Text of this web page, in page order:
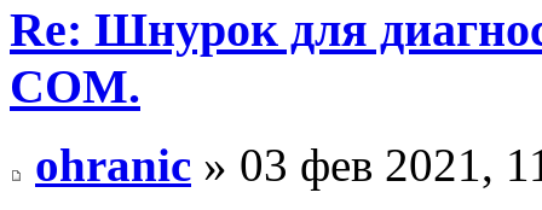
Re: Шнурок для
COM.
ohranic » 03 фев 2021,